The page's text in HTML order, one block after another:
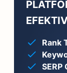
Rank
SERP